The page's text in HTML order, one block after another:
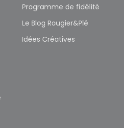
Programme de fidélité
Le Blog Rougier&Plé
Idées Créatives